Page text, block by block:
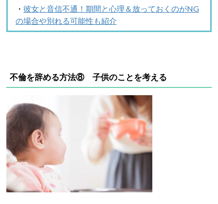
・ 彼女と音信不通！期間と心理＆放っておくのがNG
の場合や別れる可能性も紹介
不倫を辞める方法⑧ 子供のことを考える